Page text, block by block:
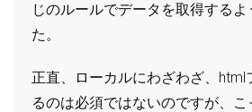
じのルールでデータを取得する
た。
正直、ローカルにわざわざ、html
るのは必須ではないのですが、